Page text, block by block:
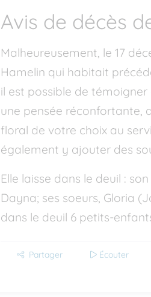
Avis de décès
Malheureusement, le 17
Hamelin qui habitait
il est possible de
une pensée réconfortante,
floral de votre choix au
également y ajouter des
Elle laisse dans le deuil :
Dayna; ses soeurs, Gloria
dans le deuil 6 petits-
Partager Écouter